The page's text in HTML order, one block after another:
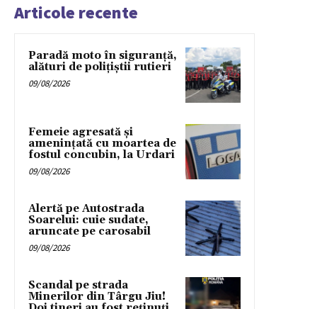
Articole recente
Paradă moto în siguranță,
alături de polițiștii rutieri
09/08/2026
Femeie agresată și
amenințată cu moartea de
fostul concubin, la Urdari
09/08/2026
Alertă pe Autostrada
Soarelui: cuie sudate,
aruncate pe carosabil
09/08/2026
Scandal pe strada
Minerilor din Târgu Jiu!